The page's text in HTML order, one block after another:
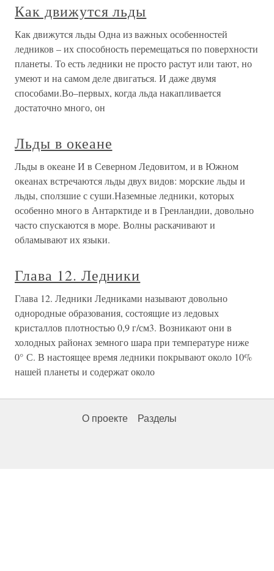
Как движутся льды
Как движутся льды Одна из важных особенностей
ледников – их способность перемещаться по поверхности
планеты. То есть ледники не просто растут или тают, но
умеют и на самом деле двигаться. И даже двумя
способами.Во–первых, когда льда накапливается
достаточно много, он
Льды в океане
Льды в океане И в Северном Ледовитом, и в Южном
океанах встречаются льды двух видов: морские льды и
льды, сползшие с суши.Наземные ледники, которых
особенно много в Антарктиде и в Гренландии, довольно
часто спускаются в море. Волны раскачивают и
обламывают их языки.
Глава 12. Ледники
Глава 12. Ледники Ледниками называют довольно
однородные образования, состоящие из ледовых
кристаллов плотностью 0,9 г/см3. Возникают они в
холодных районах земного шара при температуре ниже
0° С. В настоящее время ледники покрывают около 10%
нашей планеты и содержат около
О проекте Разделы